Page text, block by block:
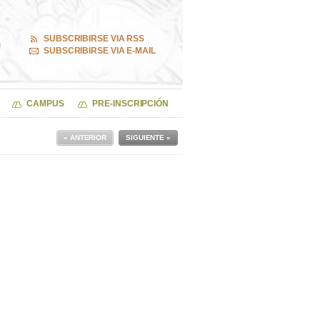
SUBSCRIBIRSE VIA RSS
SUBSCRIBIRSE VIA E-MAIL
CAMPUS PRE-INSCRIPCIÓN
SIGUIENTE »
« ANTERIOR